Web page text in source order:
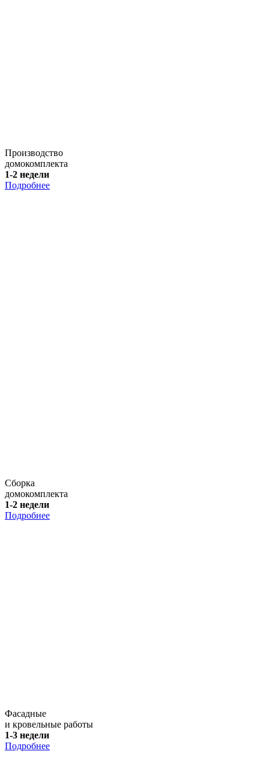
Производство
домокомплекта
1-2 недели
Подробнее
Сборка
домокомплекта
1-2 недели
Подробнее
Фасадные
и кровельные работы
1-3 недели
Подробнее